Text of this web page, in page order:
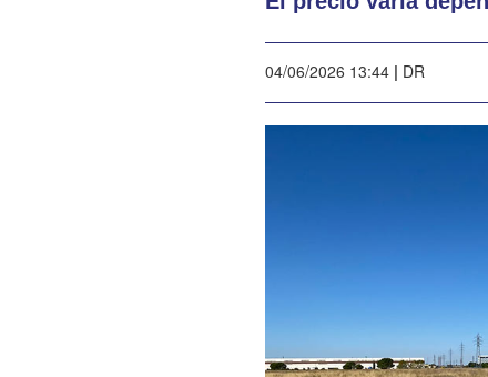
04/06/2026 13:44 | DR